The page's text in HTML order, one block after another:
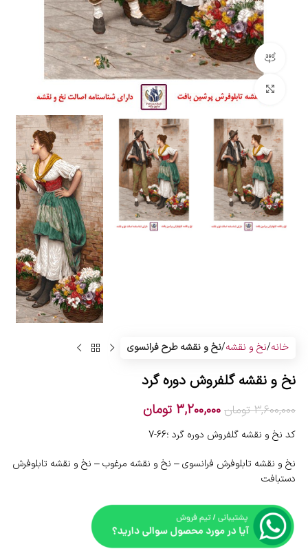
مشاهده 360 درجه
خانه نخ و نقشه نخ و نقشه طرح فرانسوی
نخ و نقشه گلفروش دوره گرد
3,600,000 تومان 3,200,000 تومان
کد نخ و نقشه گلفروش دوره گرد ؛66-7
نخ و نقشه تابلوفرش فرانسوی – نخ و نقشه مرغوب – نخ و نقشه تابلوفرش
دستبافت